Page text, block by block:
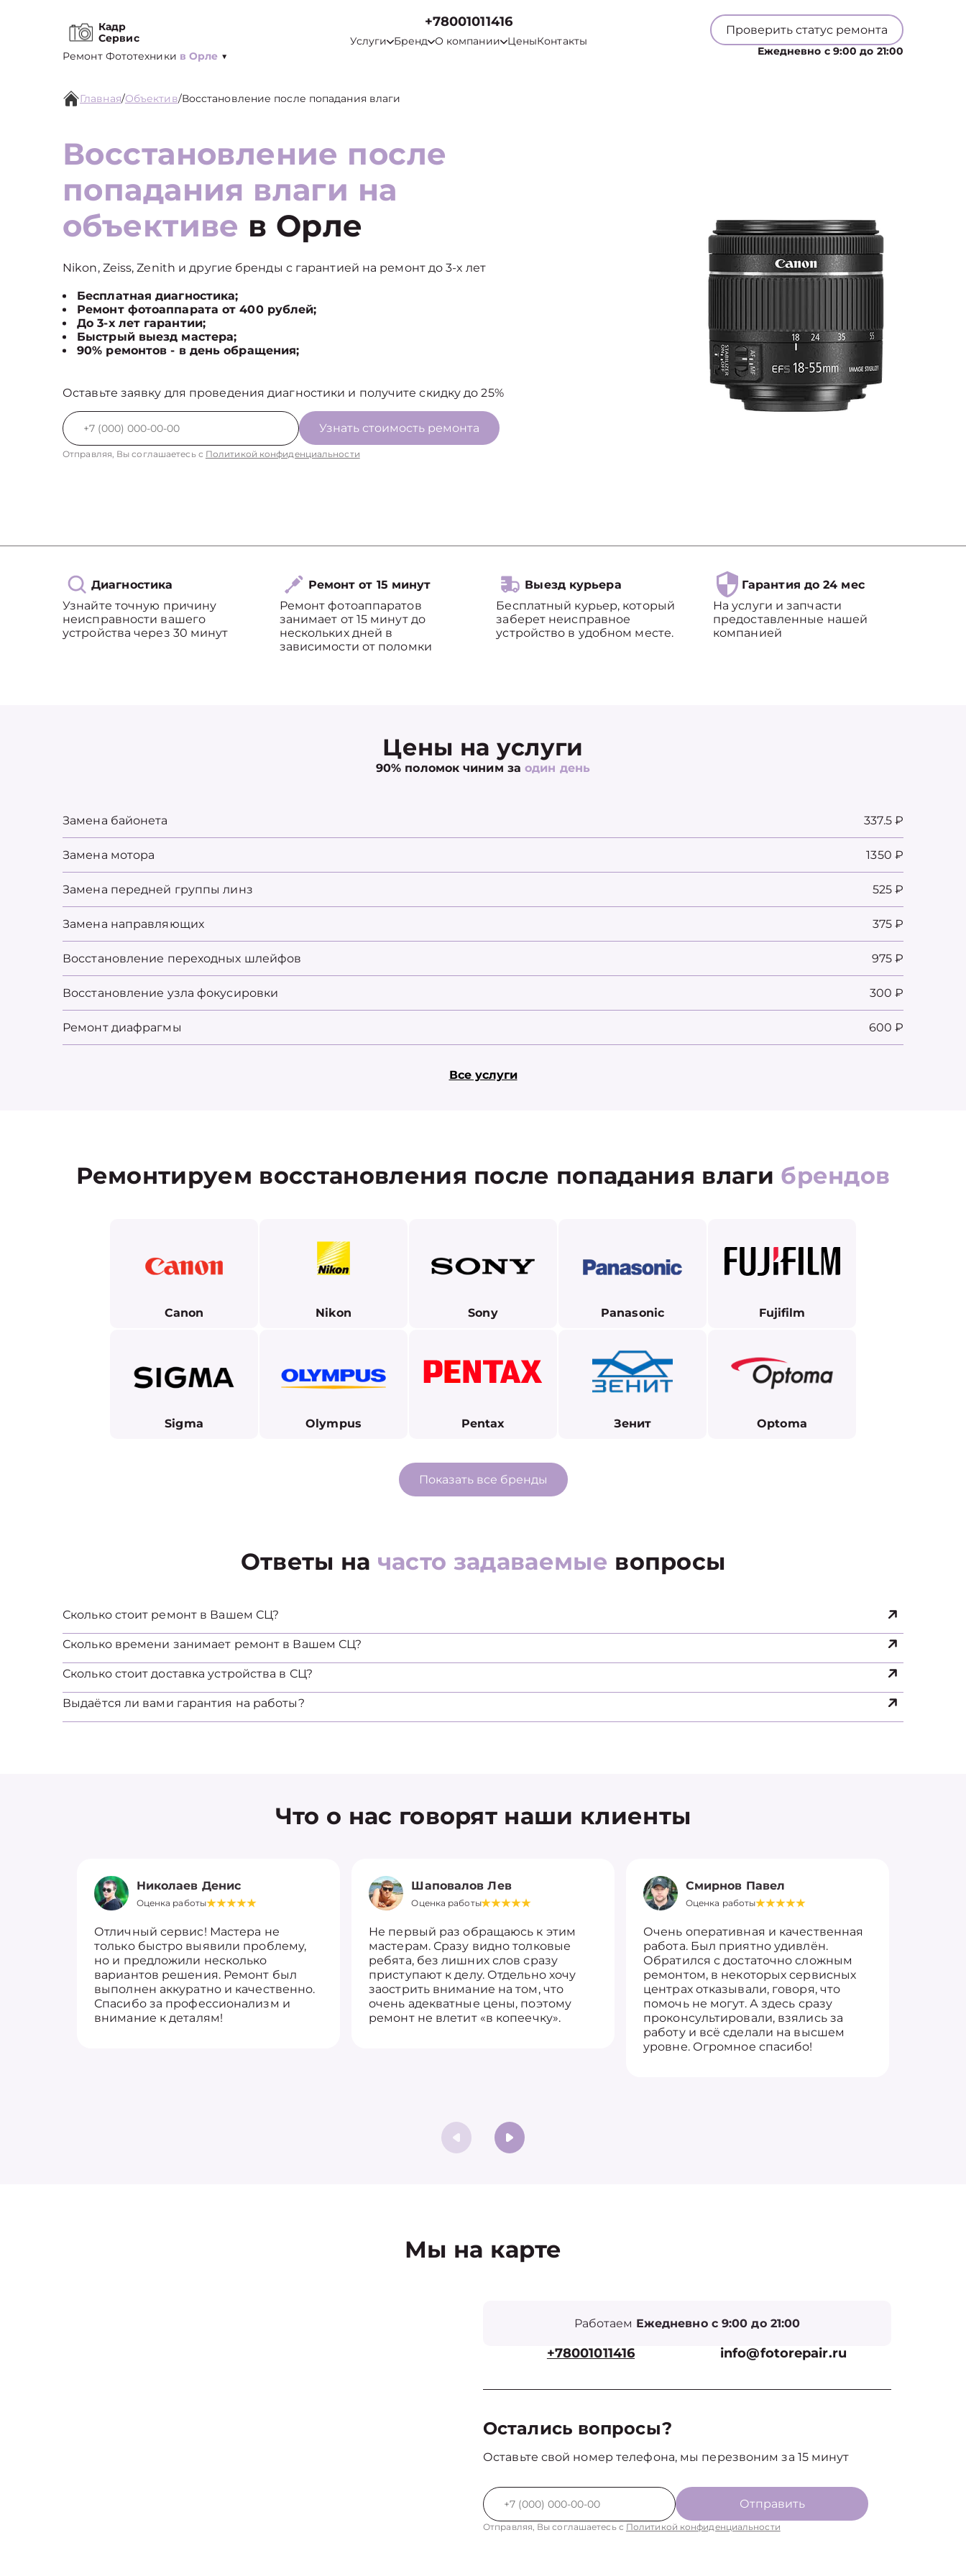
Кадр
Сервис
Ремонт Фототехники в Орле ▼
+78001011416
Услуги Бренд О компании ЦеныКонтакты
Проверить статус ремонта
Ежедневно с 9:00 до 21:00
Главная/Объектив/Восстановление после попадания влаги
Восстановление после
попадания влаги на
объективе в Орле
Nikon, Zeiss, Zenith и другие бренды с гарантией на ремонт до 3-х лет
Бесплатная диагностика;
Ремонт фотоаппарата от 400 рублей;
До 3-х лет гарантии;
Быстрый выезд мастера;
90% ремонтов - в день обращения;
Оставьте заявку для проведения диагностики и получите скидку до 25%
Узнать стоимость ремонта
Отправляя, Вы соглашаетесь с Политикой конфиденциальности
Диагностика
Узнайте точную причину
неисправности вашего
устройства через 30 минут
Ремонт от 15 минут
Ремонт фотоаппаратов
занимает от 15 минут до
нескольких дней в
зависимости от поломки
Выезд курьера
Бесплатный курьер, который
заберет неисправное
устройство в удобном месте.
Гарантия до 24 мес
На услуги и запчасти
предоставленные нашей
компанией
Цены на услуги
90% поломок чиним заодин день
Замена байонета 337.5 ₽
Замена мотора 1350 ₽
Замена передней группы линз 525 ₽
Замена направляющих 375 ₽
Восстановление переходных шлейфов 975 ₽
Восстановление узла фокусировки 300 ₽
Ремонт диафрагмы 600 ₽
Все услуги
Ремонтируем восстановления после попадания влаги брендов
Canon Nikon Sony Panasonic Fujifilm
Sigma Olympus Pentax Зенит Optoma
Показать все бренды
Ответы на часто задаваемые вопросы
Сколько стоит ремонт в Вашем СЦ?
Сколько времени занимает ремонт в Вашем СЦ?
Сколько стоит доставка устройства в СЦ?
Выдаётся ли вами гарантия на работы?
Что о нас говорят наши клиенты
Николаев Денис
Оценка работы
Отличный сервис! Мастера не
только быстро выявили проблему,
но и предложили несколько
вариантов решения. Ремонт был
выполнен аккуратно и качественно.
Спасибо за профессионализм и
внимание к деталям!
Шаповалов Лев
Оценка работы
Не первый раз обращаюсь к этим
мастерам. Сразу видно толковые
ребята, без лишних слов сразу
приступают к делу. Отдельно хочу
заострить внимание на том, что
очень адекватные цены, поэтому
ремонт не влетит «в копеечку».
Смирнов Павел
Оценка работы
Очень оперативная и качественная
работа. Был приятно удивлён.
Обратился с достаточно сложным
ремонтом, в некоторых сервисных
центрах отказывали, говоря, что
помочь не могут. А здесь сразу
проконсультировали, взялись за
работу и всё сделали на высшем
уровне. Огромное спасибо!
Мы на карте
Работаем Ежедневно с 9:00 до 21:00
+78001011416 info@fotorepair.ru
Остались вопросы?
Оставьте свой номер телефона, мы перезвоним за 15 минут
Отправить
Отправляя, Вы соглашаетесь с Политикой конфиденциальности